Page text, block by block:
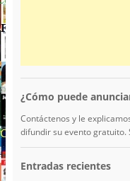
¿Cómo puede
Contáctenos y le
difundir su evento gratuito.
Entradas recientes